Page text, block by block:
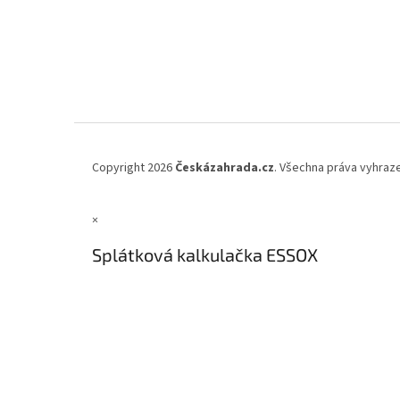
Copyright 2026 Českázahrada.cz. Všechna práva
×
Splátková kalkulačka ESSOX